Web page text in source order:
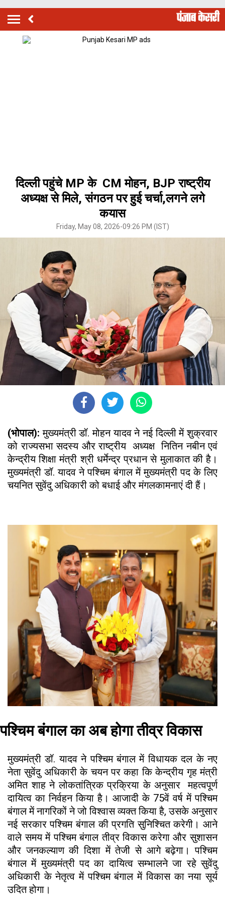
दिल्ली पहुंचे MP के CM मोहन, BJP राष्ट्रीय
अध्यक्ष से मिले, संगठन पर हुई चर्चा,लगने लगे
कयास
Friday, May 08, 2026-09:26 PM (IST)
(भोपाल): मुख्यमंत्री डॉ. मोहन यादव ने नई दिल्ली में शुक्रवार
को राज्यसभा सदस्य और राष्ट्रीय अध्यक्ष नितिन नबीन एवं
केन्द्रीय शिक्षा मंत्री श्री धर्मेन्द्र प्रधान से मुलाकात की है।
मुख्यमंत्री डॉ. यादव ने पश्चिम बंगाल में मुख्यमंत्री पद के लिए
चयनित सुवेंदु अधिकारी को बधाई और मंगलकामनाएं दी हैं।
पश्चिम बंगाल का अब होगा तीव्र विकास
मुख्यमंत्री डॉ. यादव ने पश्चिम बंगाल में विधायक दल के नए
नेता सुवेंदु अधिकारी के चयन पर कहा कि केन्द्रीय गृह मंत्री
अमित शाह ने लोकतांत्रिक प्रक्रिया के अनुसार महत्वपूर्ण
दायित्व का निर्वहन किया है। आजादी के 75वें वर्ष में पश्चिम
बंगाल में नागरिकों ने जो विश्वास व्यक्त किया है, उसके अनुसार
नई सरकार पश्चिम बंगाल की प्रगति सुनिश्चित करेगी। आने
वाले समय में पश्चिम बंगाल तीव्र विकास करेगा और सुशासन
और जनकल्याण की दिशा में तेजी से आगे बढ़ेगा। पश्चिम
बंगाल में मुख्यमंत्री पद का दायित्व सम्भालने जा रहे सुवेंदु
अधिकारी के नेतृत्व में पश्चिम बंगाल में विकास का नया सूर्य
उदित होगा।